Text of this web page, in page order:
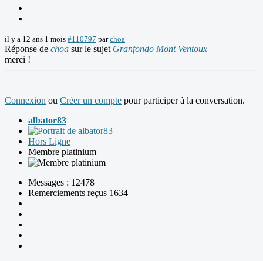
il y a 12 ans 1 mois #110797 parchoa
Réponse de choa sur le sujet Granfondo Mont Ventoux
merci !
Connexion ou Créer un compte pour participer à la conversation.
albator83
Hors Ligne
Membre platinium
Messages : 12478
Remerciements reçus 1634